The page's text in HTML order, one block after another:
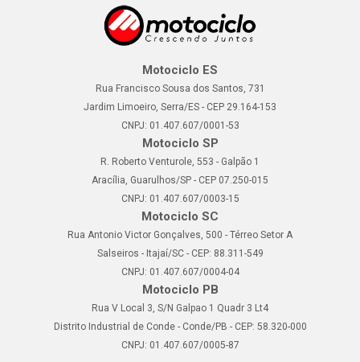
Motociclo ES
Rua Francisco Sousa dos Santos, 731
Jardim Limoeiro, Serra/ES - CEP 29.164-153
CNPJ: 01.407.607/0001-53
Motociclo SP
R. Roberto Venturole, 553 - Galpão 1
Aracília, Guarulhos/SP - CEP 07.250-015
CNPJ: 01.407.607/0003-15
Motociclo SC
Rua Antonio Victor Gonçalves, 500 - Térreo Setor A
Salseiros - Itajaí/SC - CEP: 88.311-549
CNPJ: 01.407.607/0004-04
Motociclo PB
Rua V Local 3, S/N Galpao 1 Quadr 3 Lt4
Distrito Industrial de Conde - Conde/PB - CEP: 58.320-000
CNPJ: 01.407.607/0005-87